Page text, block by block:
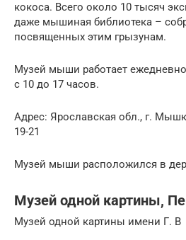
кокоса. Всего около 10 тысяч
даже мышиная библиотека –
посвященных этим грызунам.
Музей мыши работает
с 10 до 17 часов.
Адрес: Ярославская обл., г.
19-21
Музей мыши расположился в
Музей одной картины,
Музей одной картины имени Г. В